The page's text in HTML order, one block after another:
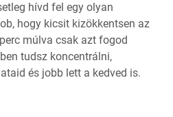
hívd fel egy olyan
hogy kicsit kizökkentsen az
múlva csak azt fogod
tudsz koncentrálni,
és jobb lett a kedved is.